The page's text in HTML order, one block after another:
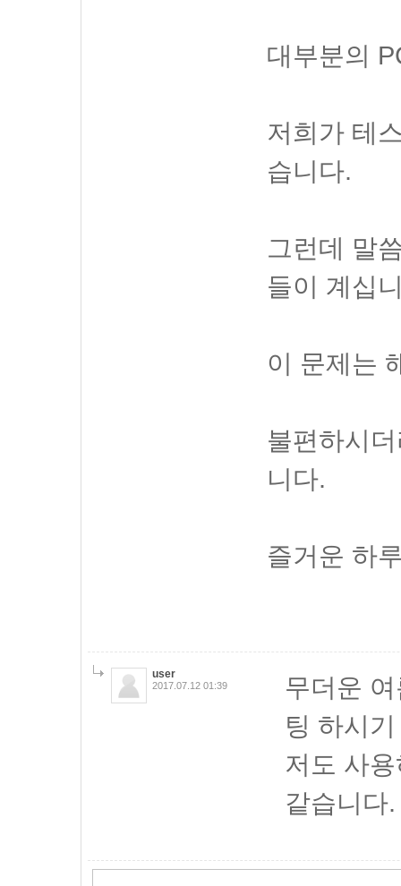
대부분의
저희가 테
습니다.
그런데 말
들이 계십
이 문제는
불편하시
니다.
즐거운 하
user
2017.07.12 01:39
무더운
팅 하시
저도 사
같습니